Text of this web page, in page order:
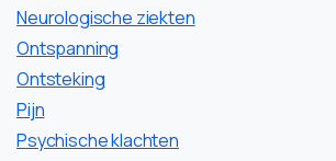
Neurologische ziekten
Ontspanning
Ontsteking
Pijn
Psychische klachten